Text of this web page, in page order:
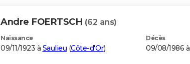
Andre FOERTSCH (62 ans)
Naissance
09/11/1923 à Saulieu (Côte-d'Or)
Décès
09/08/1986 à